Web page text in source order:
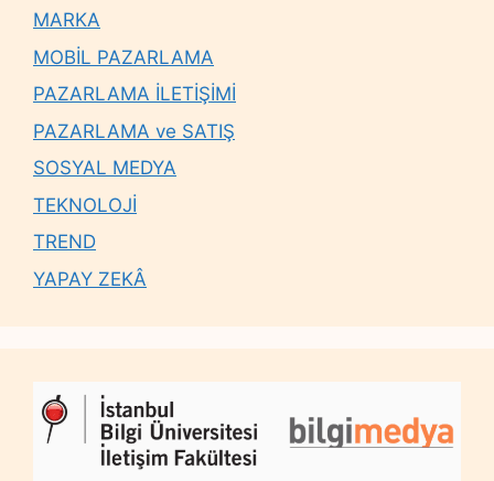
MARKA
MOBİL PAZARLAMA
PAZARLAMA İLETİŞİMİ
PAZARLAMA ve SATIŞ
SOSYAL MEDYA
TEKNOLOJİ
TREND
YAPAY ZEKÂ